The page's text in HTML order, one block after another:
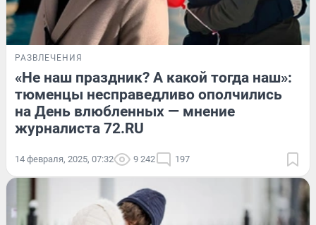
РАЗВЛЕЧЕНИЯ
«Не наш праздник? А какой тогда наш»:
тюменцы несправедливо ополчились
на День влюбленных — мнение
журналиста 72.RU
14 февраля, 2025, 07:32 9 242 197